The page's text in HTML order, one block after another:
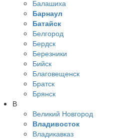
Балашиха
Барнаул
Батайск
Белгород
Бердск
Березники
Бийск
Благовещенск
Братск
Брянск
В
Великий Новгород
Владивосток
Владикавказ